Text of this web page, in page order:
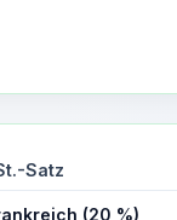
Satz